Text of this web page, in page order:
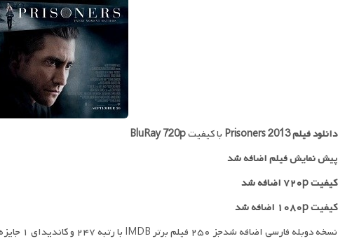
دانلود فیلمPrisoners 2013 با کیفیتBluRay 720p
پیش نمایش فیلم اضافه شد
کیفیت ۷۲۰p اضافه شد
کیفیت ۱۰۸۰p اضافه شد
نسخه دوبله فارسی اضافه شدجز ۲۵۰ فیلم برتر IMDB با رتبه ۲۴۷ و کاندیدای ۱ جایزه اسکار